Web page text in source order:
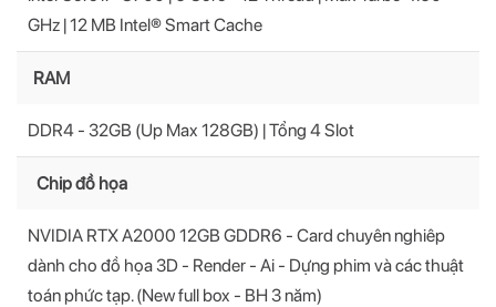
GHz | 12 MB Intel® Smart Cache
RAM
DDR4 - 32GB (Up Max 128GB) | Tổng 4 Slot
Chip đồ họa
NVIDIA RTX A2000 12GB GDDR6 - Card chuyên nghiêp
dành cho đồ họa 3D - Render - Ai - Dựng phim và các thuật
toán phức tạp. (New full box - BH 3 năm)